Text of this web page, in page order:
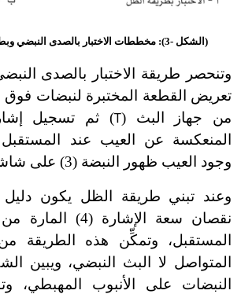
(الشكل -3): مخططات الاختبار بالصدى النبضي وبطريقة الظل
من جهاز البث (T
المنعكسة عن العيب عند
وجود العيب ظهور النبضة (3) على شاشة الكاشف.
وعند تبني طريقة الظل يكون
نقصان سعة الإشارة
المستقبل، وتمكِّن هذه الطريقة
النبضات على الأنبوب المهبطي،